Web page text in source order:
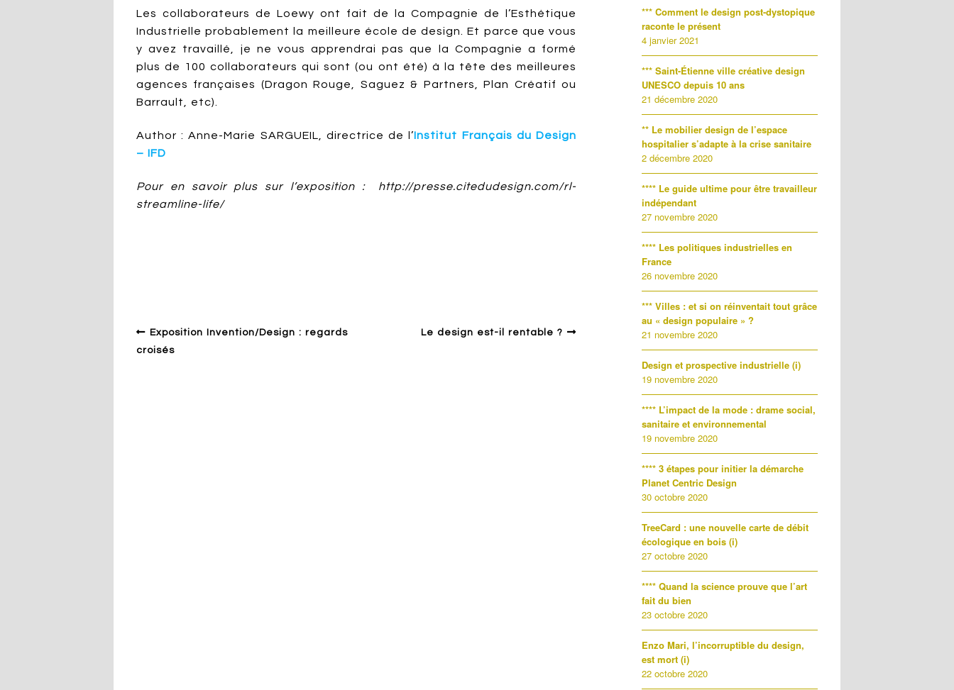
Les collaborateurs de Loewy ont fait de la Compagnie de l’Esthétique
Industrielle probablement la meilleure école de design. Et parce que vous
y avez travaillé, je ne vous apprendrai pas que la Compagnie a formé
plus de 100 collaborateurs qui sont (ou ont été) à la tête des meilleures
agences françaises (Dragon Rouge, Saguez & Partners, Plan Créatif ou
Barrault, etc).
Author : Anne-Marie SARGUEIL, directrice de l’Institut Français du Design
– IFD
Pour en savoir plus sur l’exposition : http://presse.citedudesign.com/rl-
streamline-life/
Exposition Invention/Design : regards
croisés
Le design est-il rentable ?
*** Comment le design post-dystopique
raconte le présent
4 janvier 2021
*** Saint-Étienne ville créative design
UNESCO depuis 10 ans
21 décembre 2020
** Le mobilier design de l’espace
hospitalier s’adapte à la crise sanitaire
2 décembre 2020
**** Le guide ultime pour être travailleur
indépendant
27 novembre 2020
**** Les politiques industrielles en
France
26 novembre 2020
*** Villes : et si on réinventait tout grâce
au « design populaire » ?
21 novembre 2020
Design et prospective industrielle (i)
19 novembre 2020
**** L’impact de la mode : drame social,
sanitaire et environnemental
19 novembre 2020
**** 3 étapes pour initier la démarche
Planet Centric Design
30 octobre 2020
TreeCard : une nouvelle carte de débit
écologique en bois (i)
27 octobre 2020
**** Quand la science prouve que l’art
fait du bien
23 octobre 2020
Enzo Mari, l’incorruptible du design,
est mort (i)
22 octobre 2020